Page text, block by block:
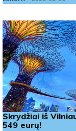
Skrydžiai iš
549 eurų!